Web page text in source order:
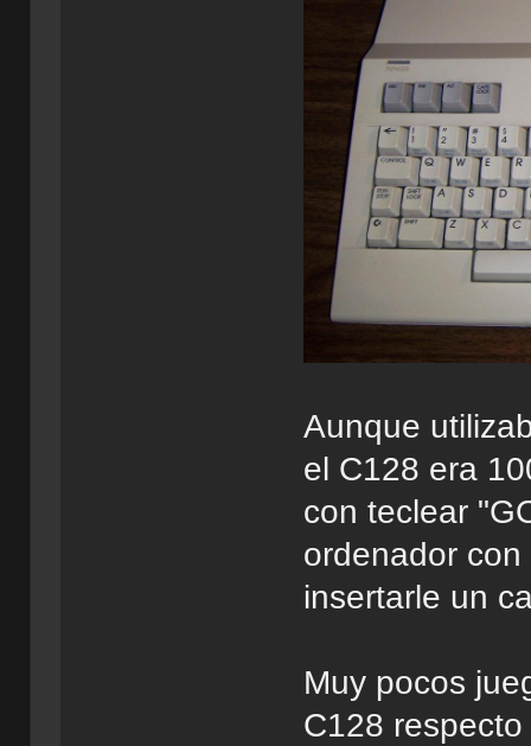
Aunque
el C128 era
con teclear
ordenador
insertarle un
Muy pocos
C128